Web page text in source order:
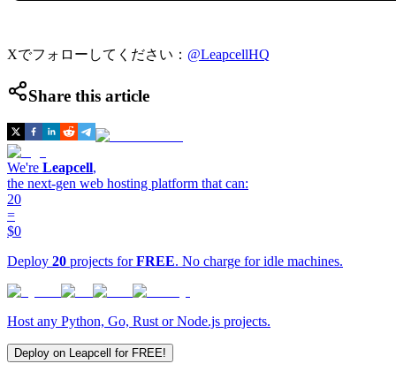
Xでフォローしてください： @LeapcellHQ
Share this article
We're Leapcell,
the next-gen web hosting platform that can:
20
=
$0
Deploy 20 projects forFREE. No charge for idle machines.
Host any Python, Go, Rust or Node.js projects.
Deploy on Leapcell for FREE!